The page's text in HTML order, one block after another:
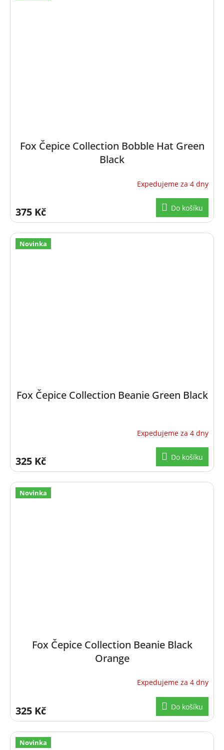
Fox Čepice Collection Bobble Hat Green
Black
Expedujeme za 4 dny
375 Kč Do košíku
Novinka
Fox Čepice Collection Beanie Green Black
Expedujeme za 4 dny
325 Kč Do košíku
Novinka
Fox Čepice Collection Beanie Black
Orange
Expedujeme za 4 dny
325 Kč Do košíku
Novinka